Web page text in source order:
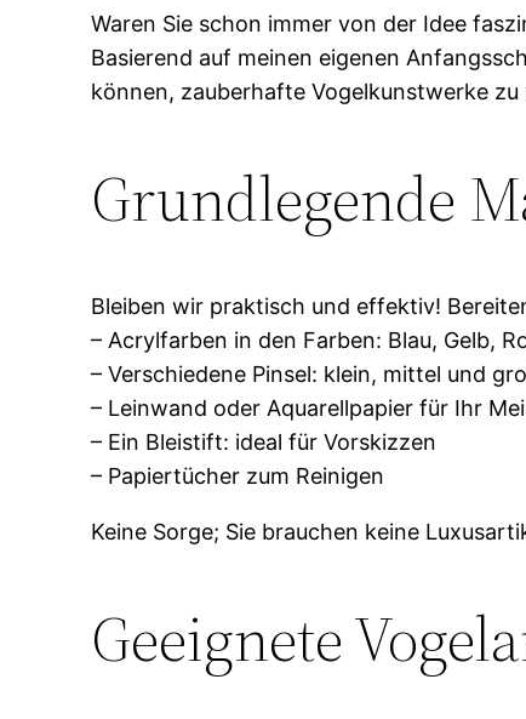
Waren Sie schon immer von der Idee
Basierend auf meinen eigenen
können, zauberhafte Vogelkunstwerke
Grundlegende
Bleiben wir praktisch und effektiv!
– Acrylfarben in den Farben: Blau, Gelb,
– Verschiedene Pinsel: klein, mittel und
– Leinwand oder Aquarellpapier für Ihr
– Ein Bleistift: ideal für Vorskizzen
– Papiertücher zum Reinigen
Keine Sorge; Sie brauchen keine
Geeignete